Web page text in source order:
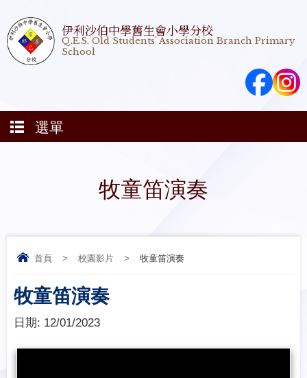
伊利沙伯中學舊生會小學分校
Q.E.S. Old Students' Association Branch Primary
School
選單
牧童笛演奏
首頁 > 校園影片 > 牧童笛演奏
牧童笛演奏
日期: 12/01/2023